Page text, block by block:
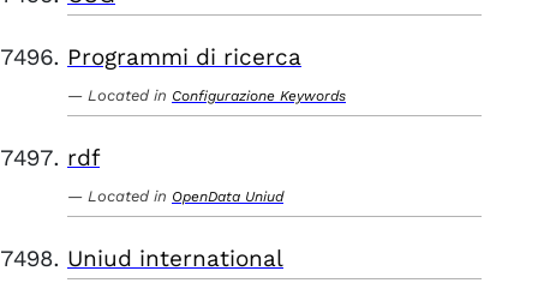
Programmi di ricerca
Located in Configurazione Keywords
rdf
Located in OpenData Uniud
Uniud international